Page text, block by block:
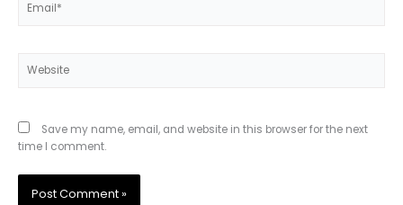
Save my name, email, and website in this browser for the next
time I comment.